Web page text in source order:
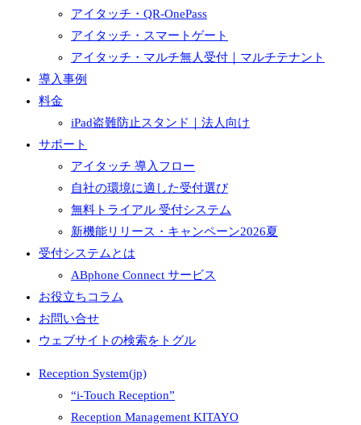
アイタッチ・QR-OnePass
アイタッチ・スマートゲート
アイタッチ・マルチ無人受付｜マルチテナント
導入事例
料金
iPad盗難防止スタンド｜法人向け
サポート
アイタッチ 導入フロー
自社の環境に適した受付選び
無料トライアル 受付システム
新機能リリース・キャンペーン2026夏
受付システムとは
ABphone Connect サービス
お役立ちコラム
お問い合せ
ウェブサイトの検索をトグル
Reception System(jp)
“i-Touch Reception”
Reception Management KITAYO